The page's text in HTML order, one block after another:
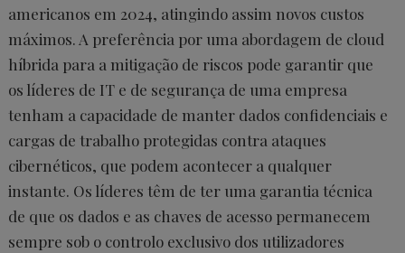
americanos em 2024, atingindo assim novos custos
máximos. A preferência por uma abordagem de cloud
híbrida para a mitigação de riscos pode garantir que
os líderes de IT e de segurança de uma empresa
tenham a capacidade de manter dados confidenciais e
cargas de trabalho protegidas contra ataques
cibernéticos, que podem acontecer a qualquer
instante. Os líderes têm de ter uma garantia técnica
de que os dados e as chaves de acesso permanecem
sempre sob o controlo exclusivo dos utilizadores